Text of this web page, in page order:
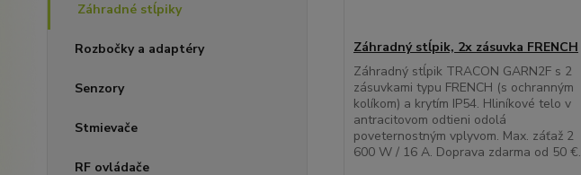
Záhradné stĺpiky
Rozbočky a adaptéry
Senzory
Stmievače
RF ovládače
Záhradný stĺpik, 2x zásuvka FRENCH
Záhradný stĺpik TRACON GARN2F s 2
zásuvkami typu FRENCH (s ochranným
kolíkom) a krytím IP54. Hliníkové telo v
antracitovom odtieni odolá
poveternostným vplyvom. Max. záťaž 2
600 W / 16 A. Doprava zdarma od 50 €.